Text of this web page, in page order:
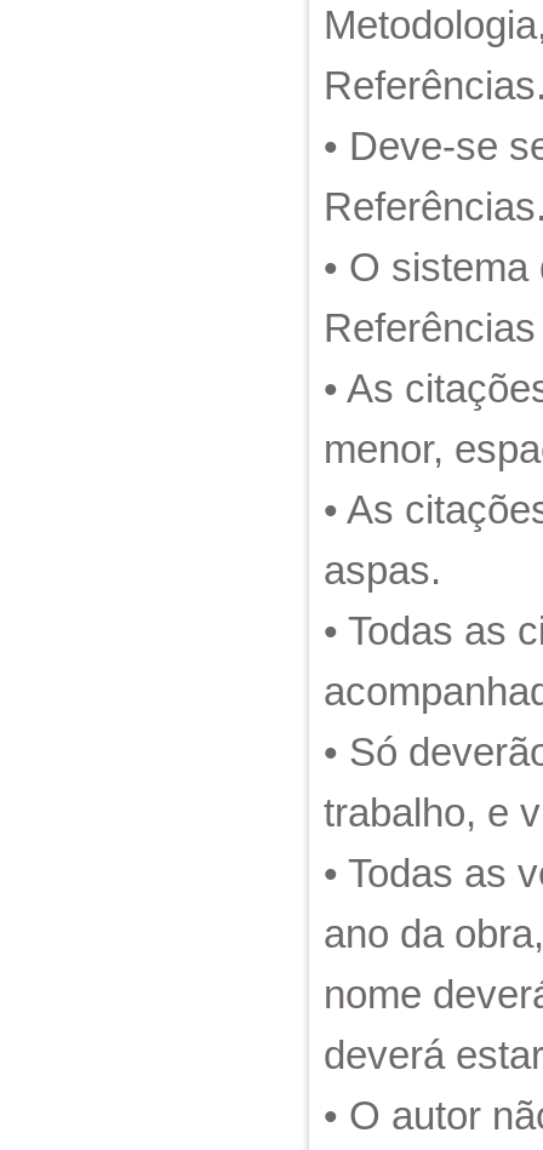
• Deve-se
• O
• As
menor,
• As
aspas.
• Todas as
• Só
trabalho, e
• Todas as
ano da
nome
deverá
• O autor